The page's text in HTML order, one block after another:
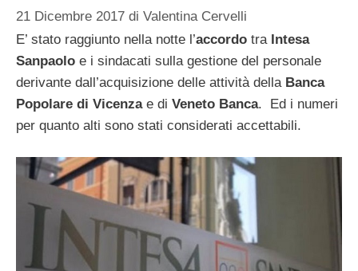
21 Dicembre 2017 di Valentina Cervelli
E’ stato raggiunto nella notte l’accordo tra Intesa
Sanpaolo e i sindacati sulla gestione del personale
derivante dall’acquisizione delle attività della Banca
Popolare di Vicenzae di Veneto Banca. Ed i numeri
per quanto alti sono stati considerati accettabili.